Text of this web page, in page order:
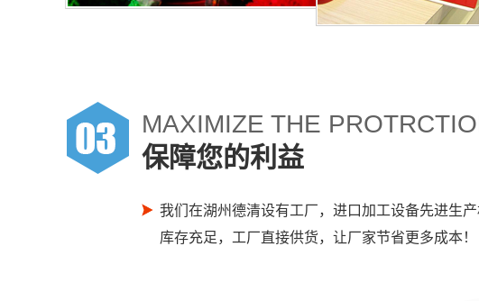
MAXIMIZE THE
保障您的利益
我们在湖州德清设有工厂，进口加工设备先进生产
库存充足，工厂直接供货，让厂家节省更多成本！